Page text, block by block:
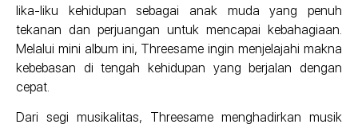
lika-liku kehidupan sebagai anak muda yang penuh
tekanan dan perjuangan untuk mencapai kebahagiaan.
Melalui mini album ini, Threesame ingin menjelajahi makna
kebebasan di tengah kehidupan yang berjalan dengan
cepat.
Dari segi musikalitas, Threesame menghadirkan musik